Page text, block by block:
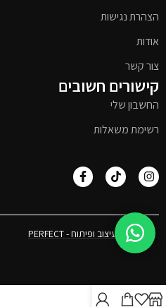
הצהרת נגישות
אודות
צור קשר
קישורים חשובים
החשבון שלי
רשימת משאלות
אפיון, עיצוב ופיתוח - PERFECT